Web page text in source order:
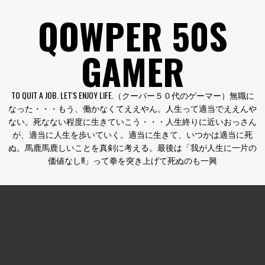
QOWPER 50S
GAMER
TO QUIT A JOB. LET'S ENJOY LIFE.（クーパー５０代のゲーマー）無職に
なった・・・もう、働かなくてええやん。人生って適当でええんや
ない。死なない程度に生きていこう・・・人生終りに近いおっさん
が、適当に人生を歩いていく。適当に生きて、いつかは適当に死
ぬ。馬鹿馬鹿しいことを真剣に考える。最後は「我が人生に一片の
価値なし!!」って拳を突き上げて死ぬのも一興